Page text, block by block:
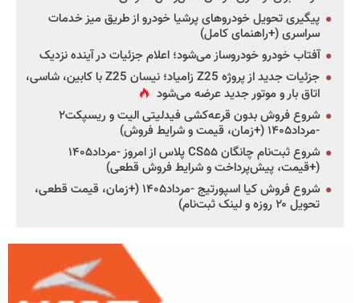
پیگیری تحویل خودروهای پرشیا خودرو از طریق میز خدمات
سراسری (+راهنمای کامل)
آفتاب خودرو خودروساز می‌شود؛ اعلام جزئیات در آینده نزدیک
جزئیات جدید از پروژه Z25 زامیاد؛ نیسان Z25 با کابین، شاسی،
اتاق بار و موتور جدید عرضه می‌شود
شروع فروش بدون قرعه‌کشی فیدلیتی الیت و ریسپکت۲
-مرداد۱۴۰۵ (+زمان، قیمت و شرایط فروش)
شروع ثبت‌نام چانگان CS۵۵ پلاس از امروز -مرداد۱۴۰۵
(+قیمت، پیش‌پرداخت و شرایط فروش قطعی)
شروع فروش کیا اسپورتیج -مرداد۱۴۰۵ (+زمان، قیمت قطعی،
تحویل ۲۰ روزه و لینک ثبت‌نام)